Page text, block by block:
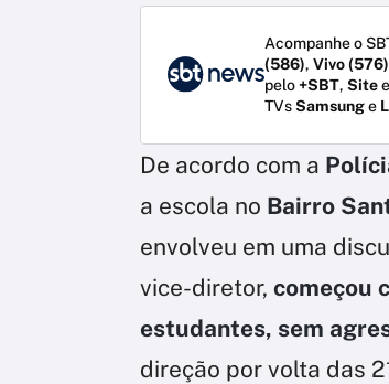
Acompanhe o
(586), Vivo (576)
pelo+SBT, Sitee
TVsSamsunge
De acordo com a
a escola no Bairro
envolveu em uma
vice-diretor, começou
estudantes, sem
direção por volta das